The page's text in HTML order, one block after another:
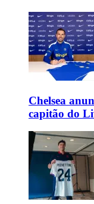
Chelsea
capitão do